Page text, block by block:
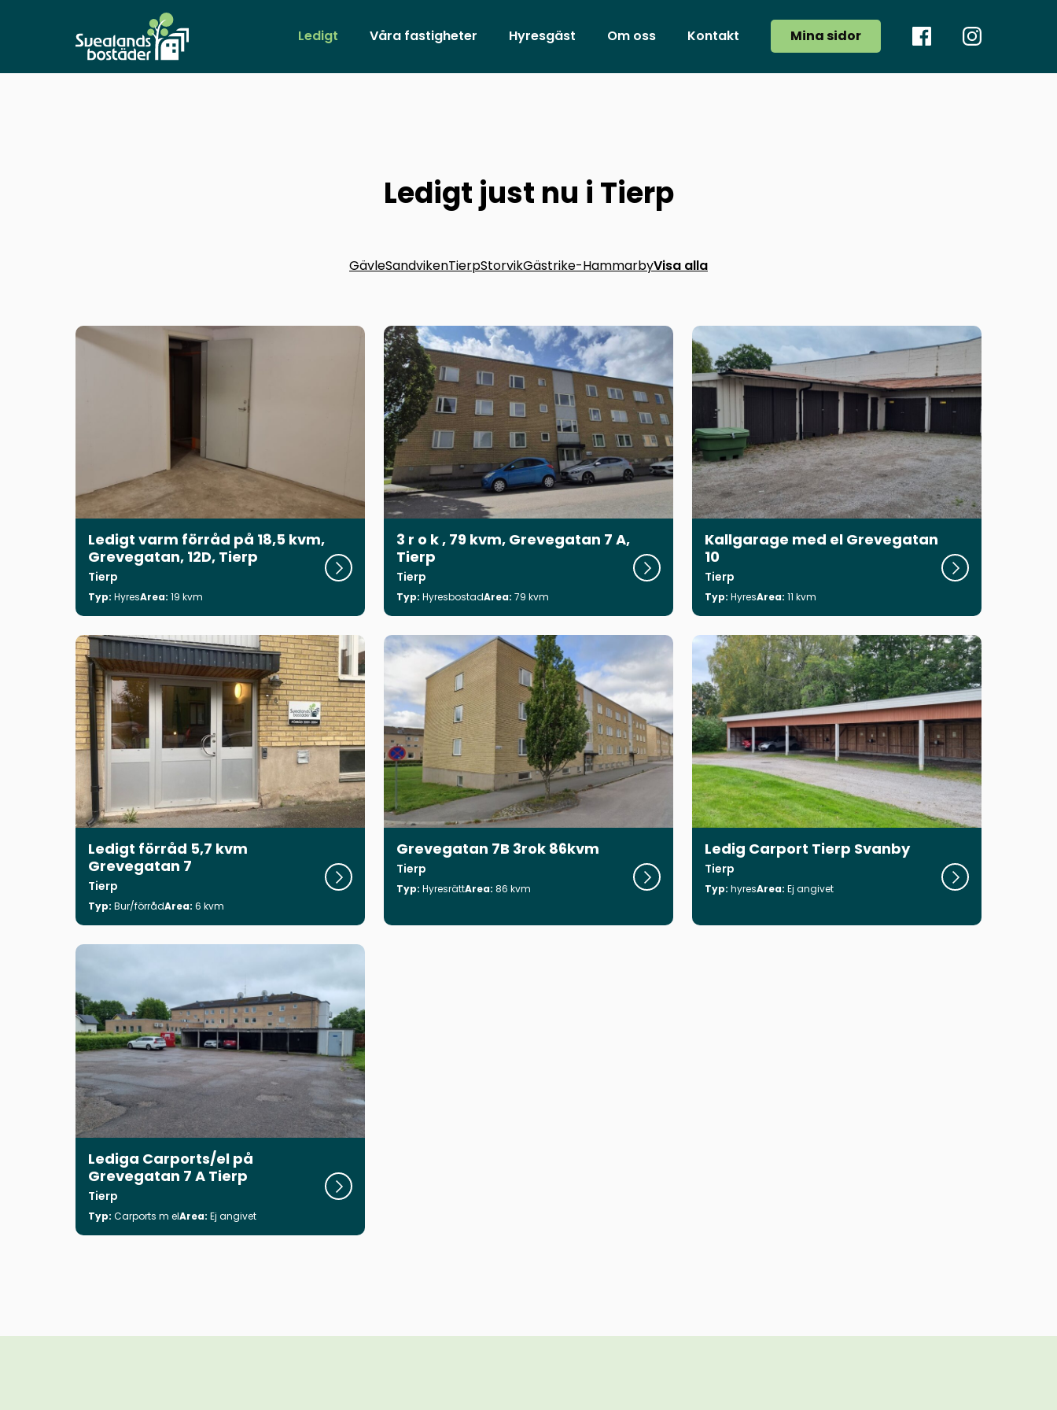
Logo Svealandsbostäder
Ledigt
Våra fastigheter Hyresgäst Om oss Kontakt Mina sidor FacebookInstagram
Ledigt just nu i Tierp
GävleSandvikenTierpStorvikGästrike-HammarbyVisa alla
Ledigt varm förråd på 18,5 kvm,
Grevegatan, 12D, Tierp
Tierp
Typ: HyresArea: 19 kvm
Visa objekt
3 r o k , 79 kvm, Grevegatan 7 A,
Tierp
Tierp
Typ: HyresbostadArea: 79 kvm
Visa objekt
Kallgarage med el Grevegatan
10
Tierp
Typ: HyresArea: 11 kvm
Visa objekt
Ledigt förråd 5,7 kvm
Grevegatan 7
Tierp
Typ: Bur/förrådArea: 6 kvm
Visa objekt
Grevegatan 7B 3rok 86kvm
Tierp
Typ: HyresrättArea: 86 kvm
Visa objekt
Ledig Carport Tierp Svanby
Tierp
Typ: hyresArea: Ej angivet
Visa objekt
Lediga Carports/el på
Grevegatan 7 A Tierp
Tierp
Typ: Carports m elArea: Ej angivet
Visa objekt